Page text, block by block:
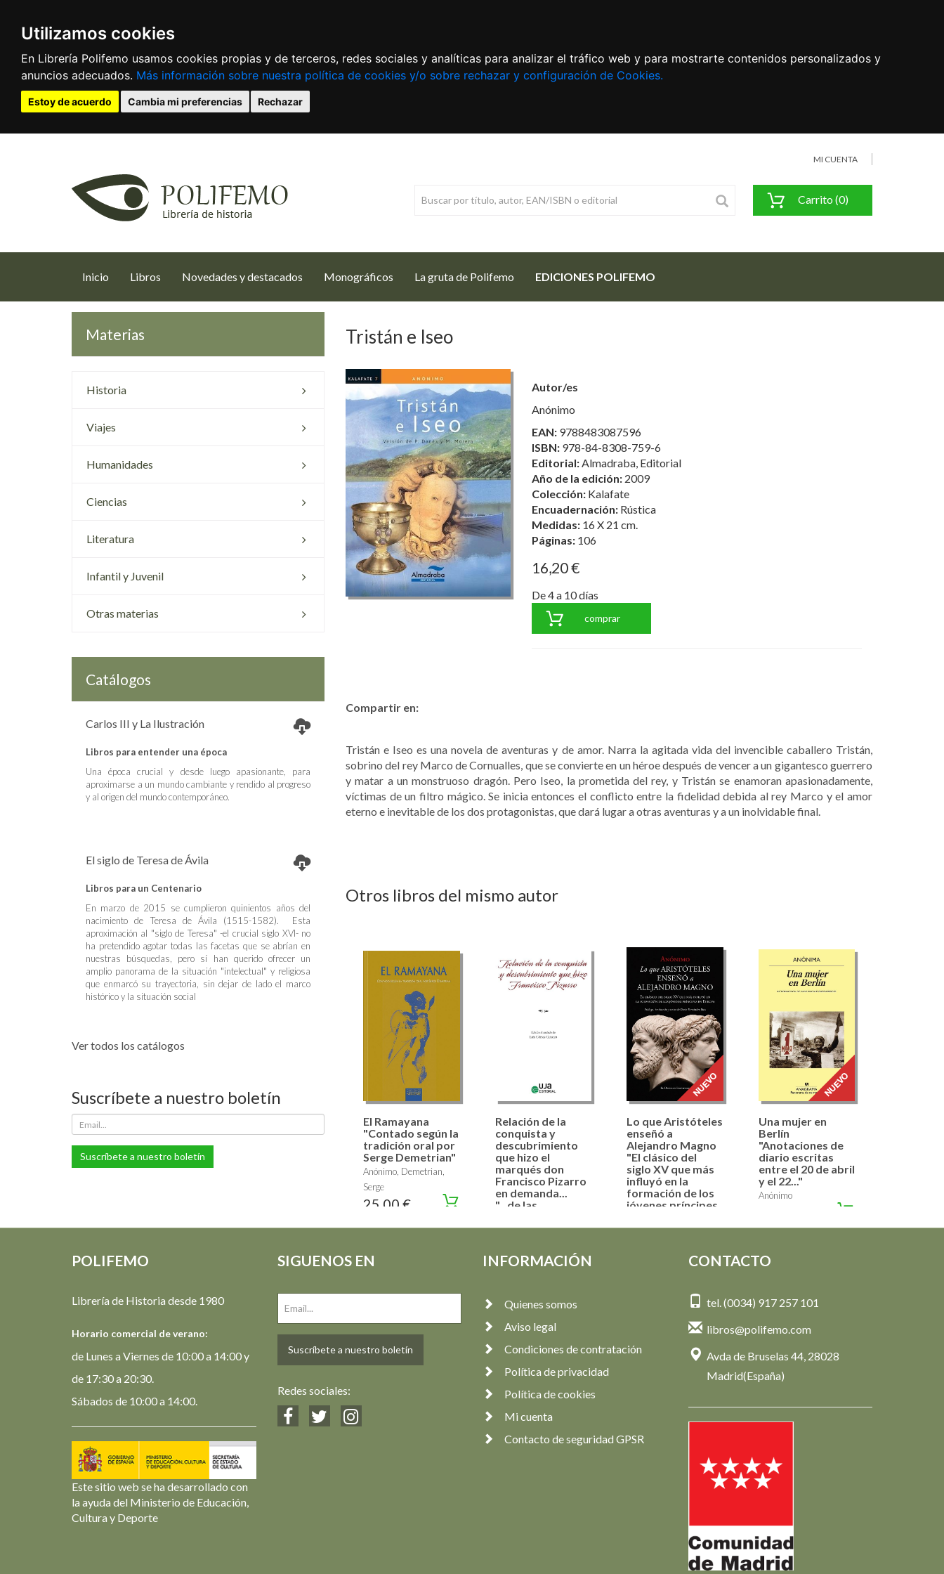
Utilizamos cookies
En Librería Polifemo usamos cookies propias y de terceros, redes sociales y analíticas para analizar el tráfico web y para mostrarte contenidos personalizados y
anuncios adecuados. Más información sobre nuestra política de cookies y/o sobre rechazar y configuración de Cookies.
Estoy de acuerdo Cambia mi preferencias Rechazar
MI CUENTA
Carrito (0)
Inicio (current)
Libros Novedades y destacados Monográficos La gruta de Polifemo EDICIONES POLIFEMO
Materias
Historia
Viajes
Humanidades
Ciencias
Literatura
Infantil y Juvenil
Otras materias
Catálogos
Carlos III y La Ilustración
Libros para entender una época
Una época crucial y desde luego apasionante, para
aproximarse a un mundo cambiante y rendido al progreso
y al origen del mundo contemporáneo.
El siglo de Teresa de Ávila
Libros para un Centenario
En marzo de 2015 se cumplieron quinientos años del
nacimiento de Teresa de Ávila (1515-1582). Esta
aproximación al "siglo de Teresa" -el crucial siglo XVI- no
ha pretendido agotar todas las facetas que se abrían en
nuestras búsquedas, pero sí han querido ofrecer un
amplio panorama de la situación "intelectual" y religiosa
que enmarcó su trayectoria, sin dejar de lado el marco
histórico y la situación social
Ver todos los catálogos
Suscríbete a nuestro boletín
Suscríbete a nuestro boletín
Tristán e Iseo
Autor/es
Anónimo
EAN: 9788483087596
ISBN: 978-84-8308-759-6
Editorial:Almadraba, Editorial
Año de la edición: 2009
Colección: Kalafate
Encuadernación: Rústica
Medidas: 16 X 21 cm.
Páginas: 106
16,20 €
De 4 a 10 días
comprar
Compartir en:
Tristán e Iseo es una novela de aventuras y de amor. Narra la agitada vida del invencible caballero Tristán,
sobrino del rey Marco de Cornualles, que se convierte en un héroe después de vencer a un gigantesco guerrero
y matar a un monstruoso dragón. Pero Iseo, la prometida del rey, y Tristán se enamoran apasionadamente,
víctimas de un filtro mágico. Se inicia entonces el conflicto entre la fidelidad debida al rey Marco y el amor
eterno e inevitable de los dos protagonistas, que dará lugar a otras aventuras y a un inolvidable final.
Otros libros del mismo autor
El Ramayana
"Contado según la
tradición oral por
Serge Demetrian"
Anónimo, Demetrian,
Serge
25,00 €
Relación de la
conquista y
descubrimiento
que hizo el
marqués don
Francisco Pizarro
en demanda...
"...de las
reinos que agora
Castilla"
Anónimo
Lo que Aristóteles
enseñó a
Alejandro Magno
"El clásico del
siglo XV que más
influyó en la
formación de los
jóvenes príncipes
Anónimo
Una mujer en
Berlín
"Anotaciones de
diario escritas
entre el 20 de abril
y el 22..."
Anónimo
POLIFEMO
Librería de Historia desde 1980
Horario comercial de verano:
de Lunes a Viernes de 10:00 a 14:00 y
de 17:30 a 20:30.
Sábados de 10:00 a 14:00.
Este sitio web se ha desarrollado con
la ayuda del Ministerio de Educación,
Cultura y Deporte
SIGUENOS EN
Suscríbete a nuestro boletín
Redes sociales:
INFORMACIÓN
Quienes somos
Aviso legal
Condiciones de contratación
Política de privacidad
Política de cookies
Mi cuenta
Contacto de seguridad GPSR
CONTACTO
tel. (0034) 917 257 101
libros@polifemo.com
Avda de Bruselas 44, 28028
Madrid(España)